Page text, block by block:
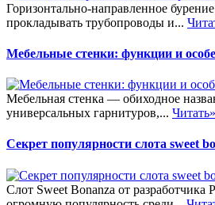
Горизонтально-направленное
прокладывать трубопроводы и...
Мебельные стенки: функции и
Мебельная стенка — обиходное
универсальных гарнитуров,... Читать»
Секрет популярности слота sweet
Слот Sweet Bonanza от разработчика